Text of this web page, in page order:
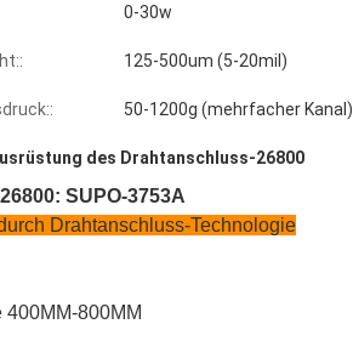
0-30w
125-500um (5-20mil)
50-1200g (mehrfacher Kanal)
des Drahtanschluss-26800
SUPO-3753A
Drahtanschluss-Technologie
800MM